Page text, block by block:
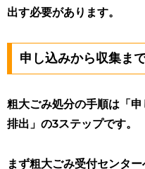
出す必要があります。
申し込みから収集ま
粗大ごみ処分の手順は「
排出」の3ステップです。
まず粗大ごみ受付センタ